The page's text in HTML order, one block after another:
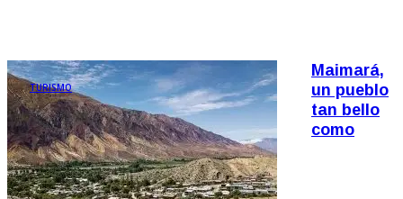
TURISMO
Maimará,
un pueblo
tan bello
como